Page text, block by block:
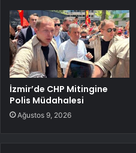
İzmir’de CHP Mitingine
Polis Müdahalesi
Ağustos 9, 2026